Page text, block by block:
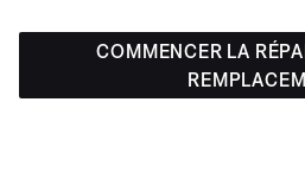
COMMENCER LA